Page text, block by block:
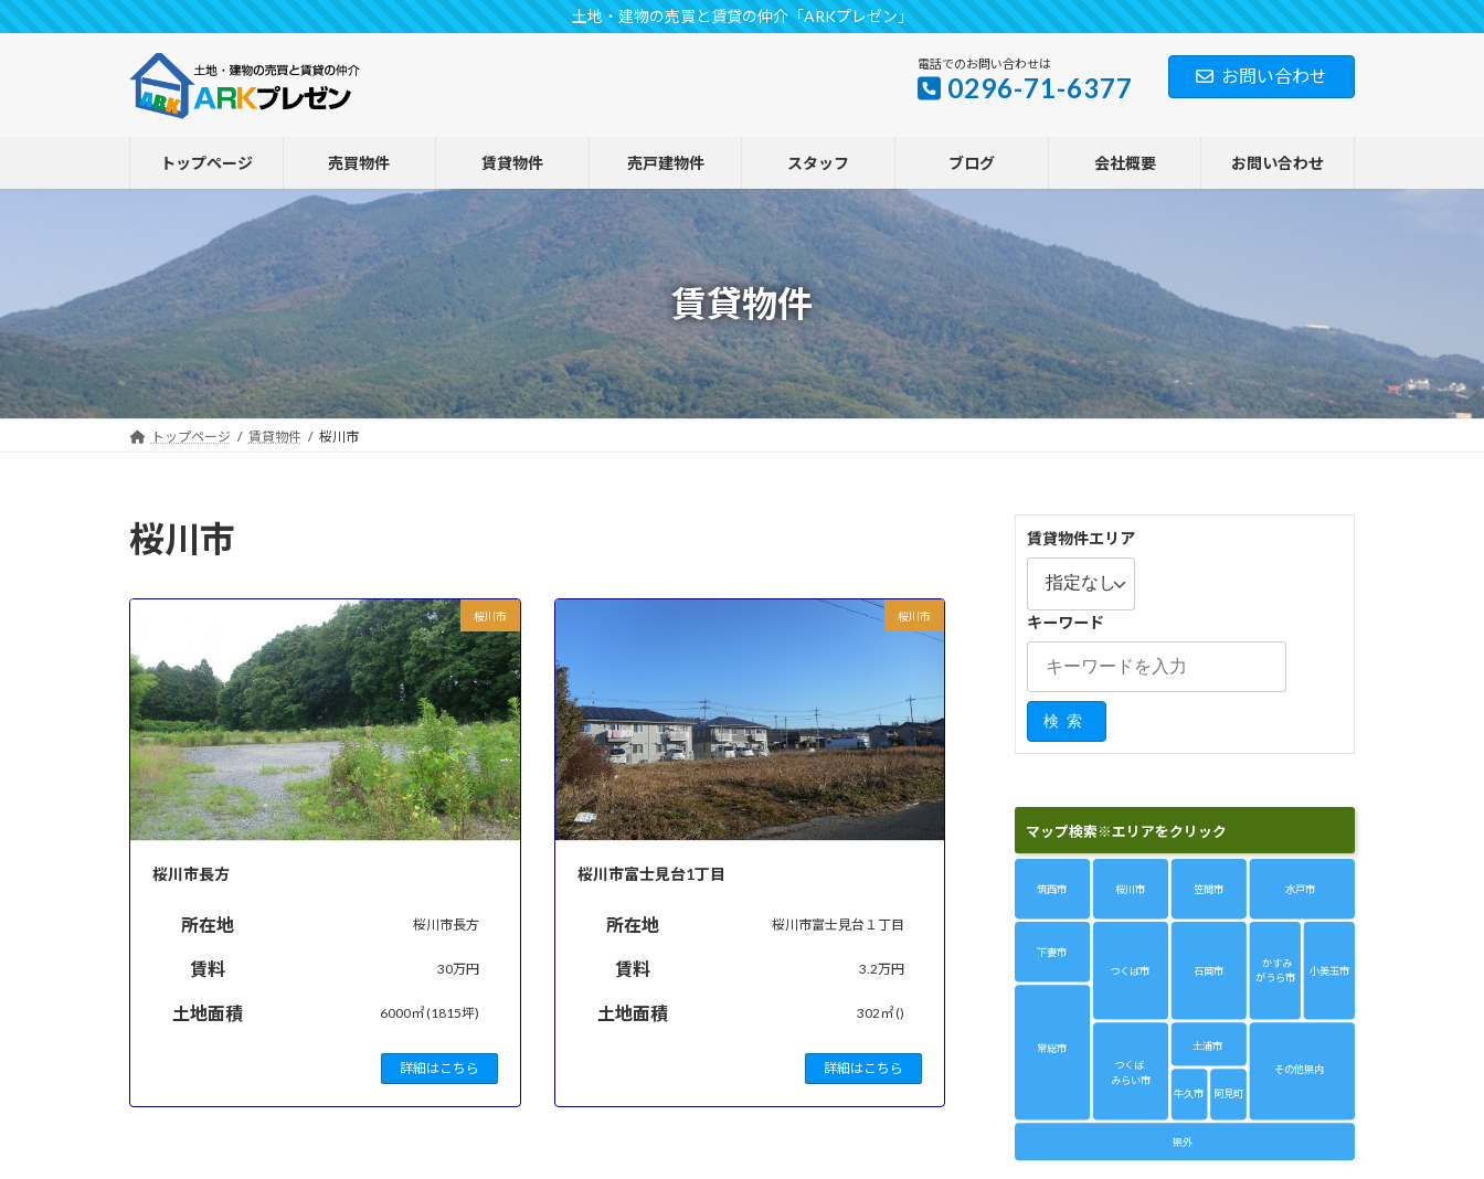
ン
ビ
土地・建物の売買と賃貸の仲介「ARKプレゼン」
電話でのお問い合わせは
0296-71-6377 お問い合わせ
トップページ 売買物件 賃貸物件 売戸建物件 スタッフ ブログ 会社概要 お問い合わせ
賃貸物件
トップページ 賃貸物件 桜川市
桜川市
桜川市
桜川市長方
詳細はこちら
所在地 桜川市長方
賃料 30万円
土地面積 6000㎡ (1815坪)
桜川市
桜川市富士見台1丁目
詳細はこちら
所在地 桜川市富士見台１丁目
賃料 3.2万円
土地面積 302㎡ ()
賃貸物件エリア
キーワード
検索
マップ検索※エリアをクリック
県外
その他県内
阿見町
牛久市
土浦市
つくば
みらい市
常総市
小美玉市
かすみ
がうら市
石岡市
つくば市
下妻市
水戸市
笠間市
桜川市
筑西市